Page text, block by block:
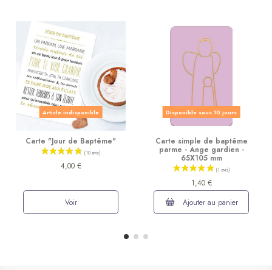
Article indisponible
Carte "Jour de Baptême"
4,00 €
Voir
Disponible sous 10 jours
Carte simple de baptême
parme - Ange gardien -
65X105 mm
1,40 €
Ajouter au panier